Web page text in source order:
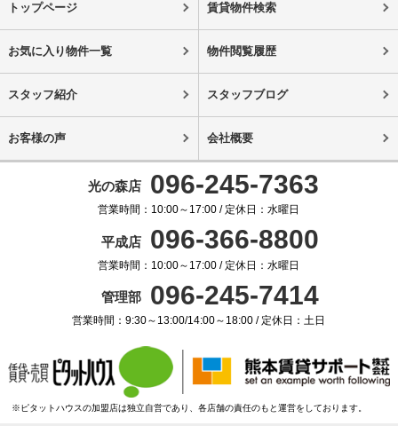
トップページ 賃貸物件検索
お気に入り物件一覧 物件閲覧履歴
スタッフ紹介 スタッフブログ
お客様の声 会社概要
光の森店 096-245-7363
営業時間：10:00～17:00 / 定休日：水曜日
平成店 096-366-8800
営業時間：10:00～17:00 / 定休日：水曜日
管理部 096-245-7414
営業時間：9:30～13:00/14:00～18:00 / 定休日：土日
※ピタットハウスの加盟店は独立自営であり、各店舗の責任のもと運営をしております。